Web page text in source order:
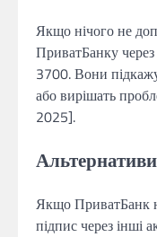
Якщо нічого не
ПриватБанку
3700. Вони
або вирішать
2025].
Якщо ПриватБанк
підпис через інші